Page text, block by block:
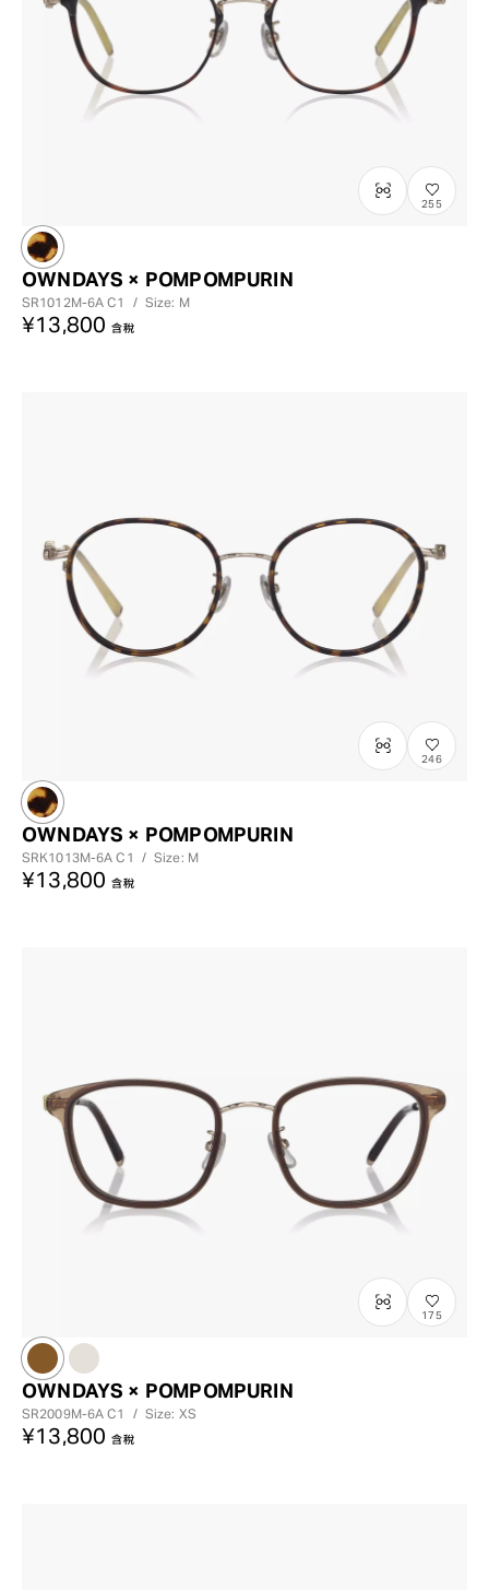
255
OWNDAYS × POMPOMPURIN
SR1012M-6AC1 / Size: M
¥13,800 含稅
246
OWNDAYS × POMPOMPURIN
SRK1013M-6AC1 / Size: M
¥13,800 含稅
175
OWNDAYS × POMPOMPURIN
SR2009M-6AC1 / Size: XS
¥13,800 含稅